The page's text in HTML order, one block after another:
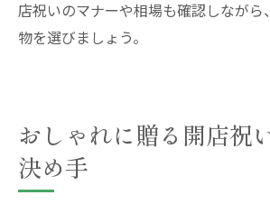
店祝いのマナーや相場も確認しながら
物を選びましょう。
おしゃれに贈る開店祝
決め手